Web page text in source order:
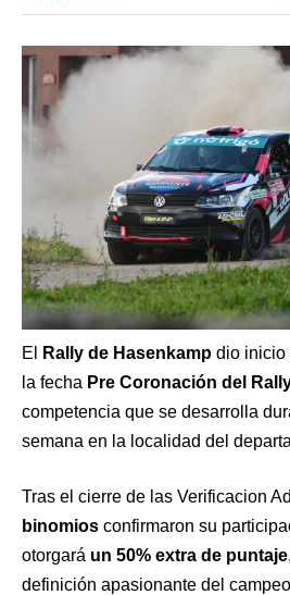
El Rally de Hasenkamp dio inicio
la fecha Pre Coronación del
competencia que se desarrolla
semana en la localidad del
Tras el cierre de las Verificacion
binomios confirmaron su
otorgará un 50% extra de puntaje
definición apasionante del